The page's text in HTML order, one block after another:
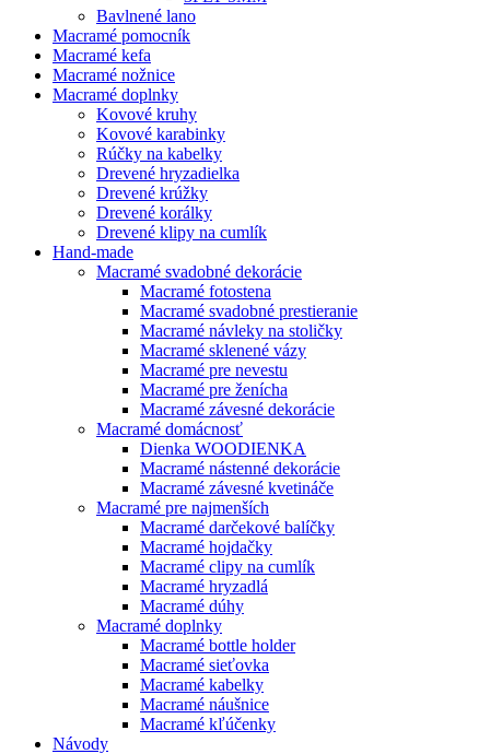
Bavlnené lano
Macramé pomocník
Macramé kefa
Macramé nožnice
Macramé doplnky
Kovové kruhy
Kovové karabinky
Rúčky na kabelky
Drevené hryzadielka
Drevené krúžky
Drevené korálky
Drevené klipy na cumlík
Hand-made
Macramé svadobné dekorácie
Macramé fotostena
Macramé svadobné prestieranie
Macramé návleky na stoličky
Macramé sklenené vázy
Macramé pre nevestu
Macramé pre ženícha
Macramé závesné dekorácie
Macramé domácnosť
Dienka WOODIENKA
Macramé nástenné dekorácie
Macramé závesné kvetináče
Macramé pre najmenších
Macramé darčekové balíčky
Macramé hojdačky
Macramé clipy na cumlík
Macramé hryzadlá
Macramé dúhy
Macramé doplnky
Macramé bottle holder
Macramé sieťovka
Macramé kabelky
Macramé náušnice
Macramé kľúčenky
Návody